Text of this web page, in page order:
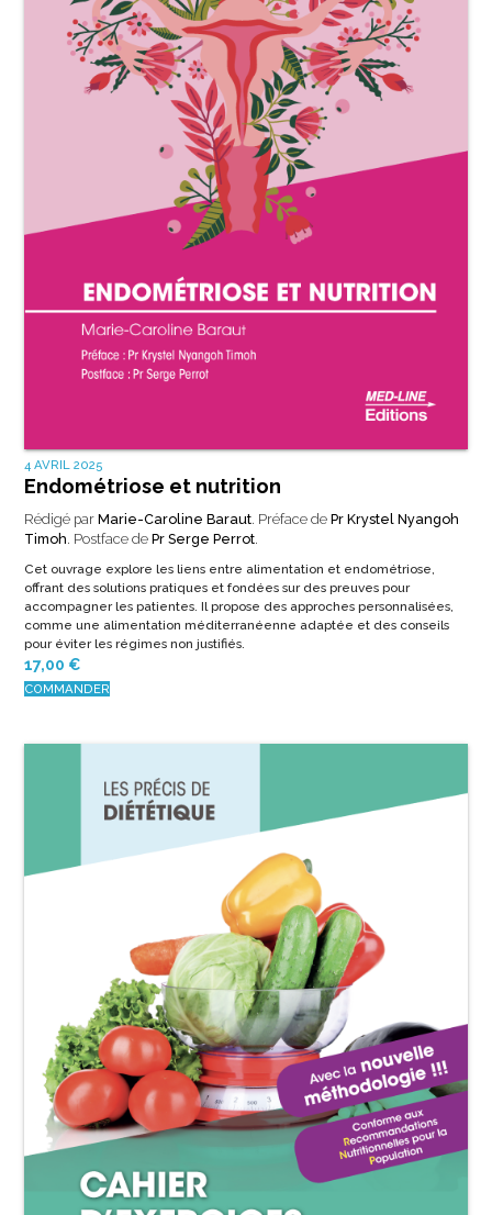
4 AVRIL 2025
Endométriose et nutrition
Rédigé par Marie-Caroline Baraut. Préface de Pr Krystel Nyangoh
Timoh. Postface de Pr Serge Perrot.
Cet ouvrage explore les liens entre alimentation et endométriose,
offrant des solutions pratiques et fondées sur des preuves pour
accompagner les patientes. Il propose des approches personnalisées,
comme une alimentation méditerranéenne adaptée et des conseils
pour éviter les régimes non justifiés.
17,00 €
COMMANDER